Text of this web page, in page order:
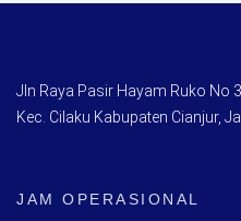
Jln Raya Pasir Hayam Ruko No
Kec. Cilaku Kabupaten Cianjur,
JAM OPERASIONAL